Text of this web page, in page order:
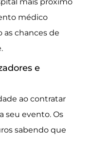
médico
chances de
e
ao contratar
seu evento. Os
sabendo que